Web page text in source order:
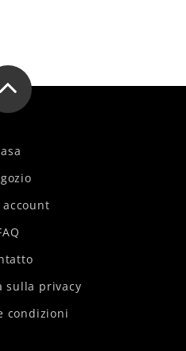
sulla privacy
condizioni